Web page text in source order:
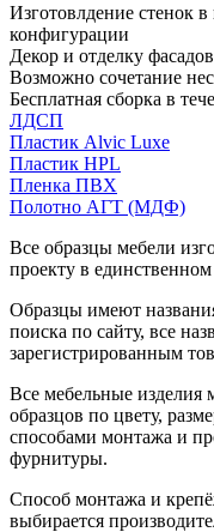
Изготовлдение стенок
конфигурации
Декор и отделку
Возможно сочетание
Бесплатная сборка в
ЛДСП
Пластик Alvic Luxe
Пластик HPL
Пленка ПВХ
Полотно АГТ (МДФ)
Все образцы мебели
проекту в единственном
Образцы имеют
поиска по сайту, все
зарегистрированным
Все мебельные изделия
образцов по цвету,
способами монтажа и
фурнитуры.
Способ монтажа и
выбирается